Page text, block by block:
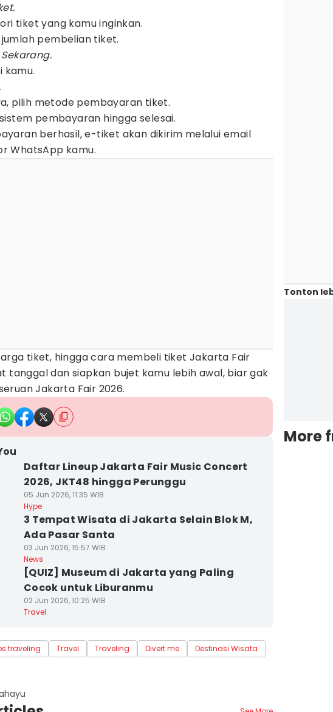
tiket yang kamu inginkan.
jumlah pembelian tiket.
kamu.
pilih metode pembayaran tiket.
pembayaran hingga selesai.
berhasil, e-tiket akan dikirim melalui email
WhatsApp kamu.
tiket, hingga cara membeli tiket Jakarta Fair
tanggal dan siapkan bujet kamu lebih awal, biar gak
Jakarta Fair 2026.
Daftar Lineup Jakarta Fair Music Concert
2026, JKT48 hingga Perunggu
05 Jun 2026, 11:35 WIB
Hype
3 Tempat Wisata di Jakarta Selain Blok M,
Ada Pasar Santa
03 Jun 2026, 15:57 WIB
News
[QUIZ] Museum di Jakarta yang Paling
Cocok untuk Liburanmu
02 Jun 2026, 10:25 WIB
Travel
traveling Travel Traveling Divert me Destinasi Wisata
Tonton
More